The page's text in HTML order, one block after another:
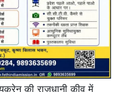
की राजधानी कीव में